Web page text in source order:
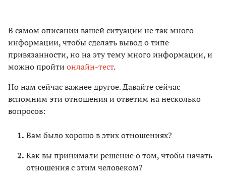
В самом описании вашей ситуации не так много
информации, чтобы сделать вывод о типе
привязанности, но на эту тему много информации, и
можно пройти онлайн-тест.
Но нам сейчас важнее другое. Давайте сейчас
вспомним эти отношения и ответим на несколько
вопросов:
Вам было хорошо в этих отношениях?
Как вы принимали решение о том, чтобы начать
отношения с этим человеком?